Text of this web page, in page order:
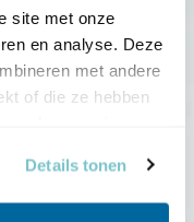
site met onze
en analyse. Deze
met andere
of die ze hebben
Details tonen